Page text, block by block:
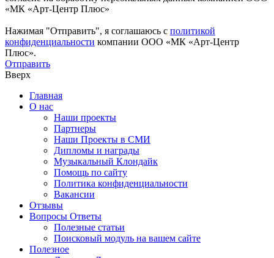
«МК «Арт-Центр Плюс»
Нажимая "Отправить", я соглашаюсь с политикой
конфиденциальности компании ООО «МК «Арт-Центр
Плюс».
Отправить
Вверх
Главная
О нас
Наши проекты
Партнеры
Наши Проекты в СМИ
Дипломы и награды
Музыкальный Клондайк
Помощь по сайту
Политика конфиденциальности
Вакансии
Отзывы
Вопросы Ответы
Полезные статьи
Поисковый модуль на вашем сайте
Полезное